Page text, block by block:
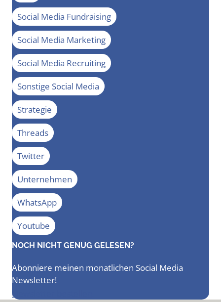
Social Media Fundraising
Social Media Marketing
Social Media Recruiting
Sonstige Social Media
Strategie
Threads
Twitter
Unternehmen
WhatsApp
Youtube
NOCH NICHT GENUG GELESEN?
Abonniere meinen monatlichen Social Media
Newsletter!
Newsletter bestellen